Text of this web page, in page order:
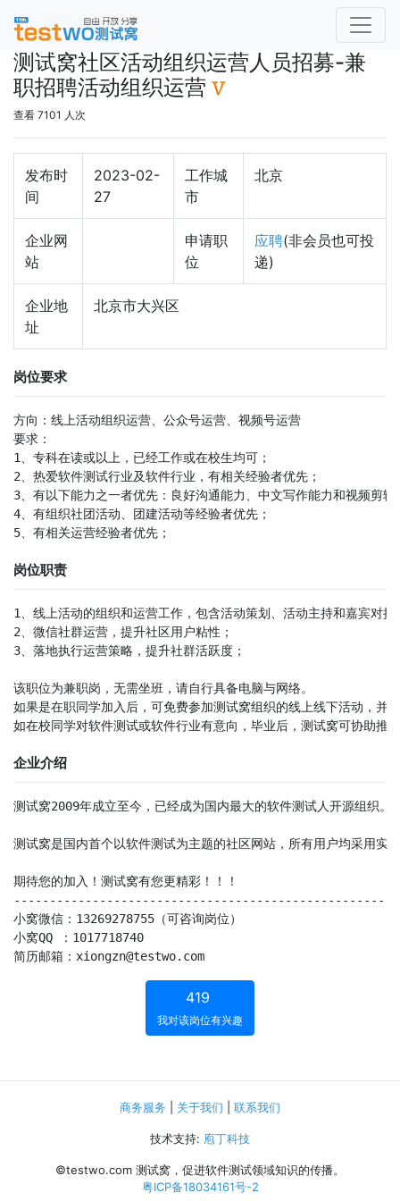
测试窝社区活动组织运营人员招募-兼
职招聘活动组织运营
查看 7101 人次
发布时
间
2023-02-
27
工作城
市
北京
企业网
站
申请职
位
应聘(非会员也可投
递)
企业地
址
北京市大兴区
岗位要求
方向：线上活动组织运营、公众号运营、视频号运营
要求：
1、专科在读或以上，已经工作或在校生均可；
2、热爱软件测试行业及软件行业，有相关经验者优先；
3、有以下能力之一者优先：良好沟通能力、中文写作能力和视频剪辑
4、有组织社团活动、团建活动等经验者优先；
5、有相关运营经验者优先；
岗位职责
1、线上活动的组织和运营工作，包含活动策划、活动主持和嘉宾对
2、微信社群运营，提升社区用户粘性；
3、落地执行运营策略，提升社群活跃度；
该职位为兼职岗，无需坐班，请自行具备电脑与网络。
如果是在职同学加入后，可免费参加测试窝组织的线上线下活动，并
如在校同学对软件测试或软件行业有意向，毕业后，测试窝可协助推
企业介绍
测试窝2009年成立至今，已经成为国内最大的软件测试人开源组织
测试窝是国内首个以软件测试为主题的社区网站，所有用户均采用实
期待您的加入！测试窝有您更精彩！！！
小窝微信：13269278755（可咨询岗位）
小窝QQ ：1017718740
简历邮箱：xiongzn@testwo.com
419
我对该岗位有兴趣
商务服务 关于我们 联系我们
技术支持: 庖丁科技
©testwo.com 测试窝，促进软件测试领域知识的传播。
粤ICP备18034161号-2